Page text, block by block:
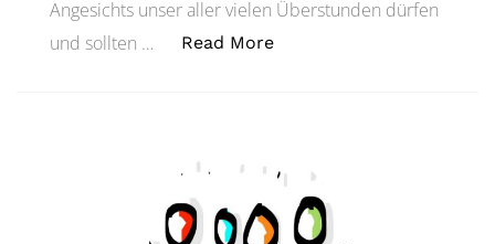
Angesichts unser aller vielen Überstunden dürfen
und sollten …
Read More„Let’s refine! Frohe